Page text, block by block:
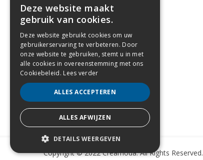
Copyright © 2022 Creamoda. All Rights Reserved.
Deze website maakt
gebruik van cookies.
Deze website gebruikt cookies om uw
gebruikerservaring te verbeteren. Door
onze website te gebruiken, stemt u in met
alle cookies in overeenstemming met ons
Cookiebeleid. Lees verder
ALLES ACCEPTEREN
ALLES AFWIJZEN
DETAILS WEERGEVEN
STRIKT NOODZAKELIJK